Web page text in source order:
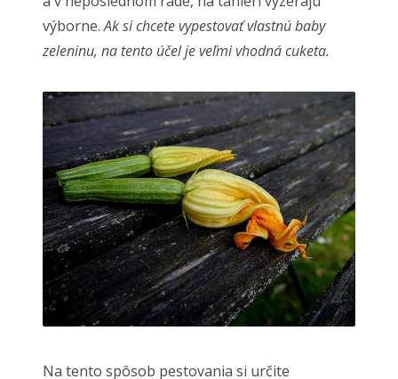
výborne.Ak si chcete vypestovať vlastnú baby
zeleninu, na tento účel je veľmi vhodná cuketa.
Na tento spôsob pestovania si určite